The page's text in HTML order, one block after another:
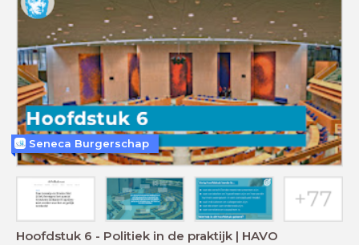
Hoofdstuk 6 - Politiek in de praktijk | HAVO
Seneca Burgerschap